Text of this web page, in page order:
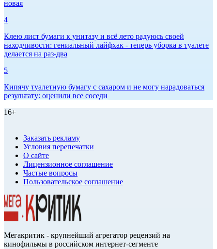
новая
4
Клею лист бумаги к унитазу и всё лето радуюсь своей
находчивости: гениальный лайфхак - теперь уборка в туалете
делается на раз-два
5
Кипячу туалетную бумагу с сахаром и не могу нарадоваться
результату: оценили все соседи
16+
Заказать рекламу
Условия перепечатки
О сайте
Лицензионное соглашение
Частые вопросы
Пользовательское соглашение
Мегакритик - крупнейший агрегатор рецензий на
кинофильмы в российском интернет-сегменте